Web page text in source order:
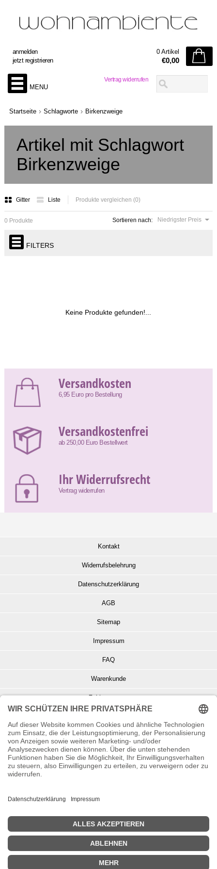
Vertrag widerrufen
anmelden
jetzt registrieren
0 Artikel
€0,00
MENU
Startseite Schlagworte Birkenzweige
Artikel mit Schlagwort
Birkenzweige
Gitter Liste Produkte vergleichen (0)
Sortieren nach: Niedrigster Preis
0 Produkte
FILTERS
Keine Produkte gefunden!...
Versandkosten
6,95 Euro pro Bestellung
Versandkostenfrei
ab 250,00 Euro Bestellwert
Ihr Widerrufsrecht
Vertrag widerrufen
Kontakt
Widerrufsbelehrung
Datenschutzerklärung
AGB
Sitemap
Impressum
FAQ
Warenkunde
Zahlungsarten
Info zu Elektro- u. Elektronikgeräten
Batterieentsorgung
Informationen zur Echtheit von Kundenbewertungen
© Copyright 2026 Wohnambiente-Shop